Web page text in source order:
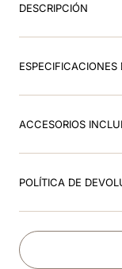
DESCRIPCIÓN
ESPECIFICACIONES
ACCESORIOS
POLÍTICA DE